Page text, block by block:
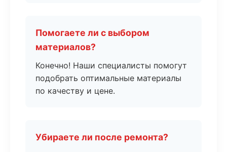
Помогаете ли с выбором
материалов?
Конечно! Наши специалисты помогут
подобрать оптимальные материалы
по качеству и цене.
Убираете ли после ремонта?